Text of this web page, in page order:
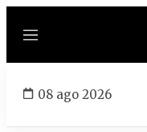
Menú
08 ago 2026